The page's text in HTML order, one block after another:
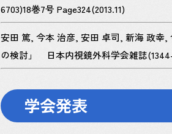
6703)18巻7号 Page324(2013.11)
安田 篤, 今本 治彦, 安田 卓司, 新海 政幸
の検討」 日本内視鏡外科学会雑誌(1344-
学会発表